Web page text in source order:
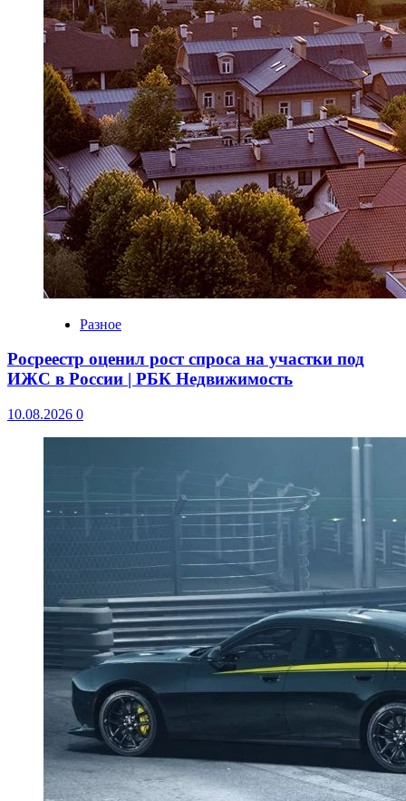
Разное
Росреестр оценил рост спроса на участки под
ИЖС в России | РБК Недвижимость
10.08.2026 0